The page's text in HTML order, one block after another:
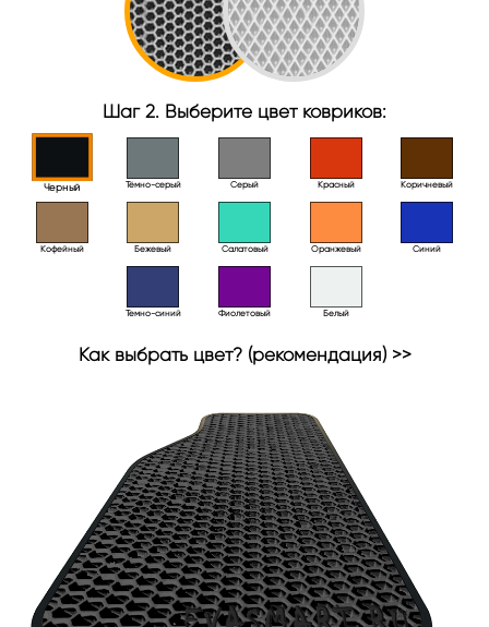
Шаг 2. Выберите цвет ковриков:
Черный Тёмно-серый Серый Красный Коричневый
Кофейный Бежевый Салатовый Оранжевый Синий
Темно-синий Фиолетовый Белый
Как выбрать цвет? (рекомендация) >>